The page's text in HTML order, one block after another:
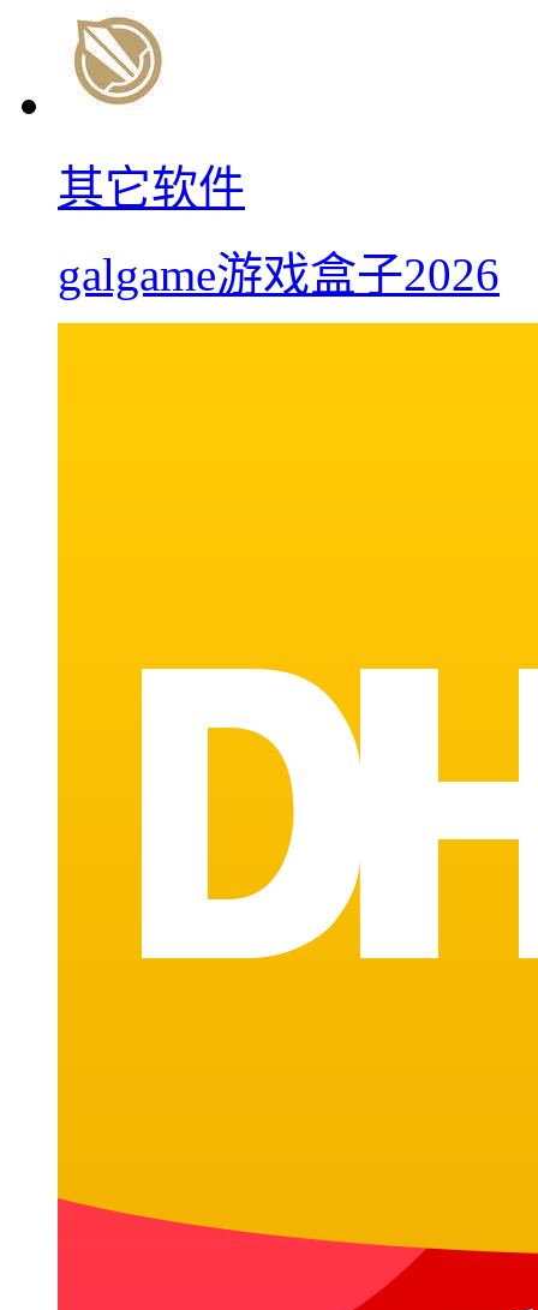
其它软件
galgame游戏盒子2026